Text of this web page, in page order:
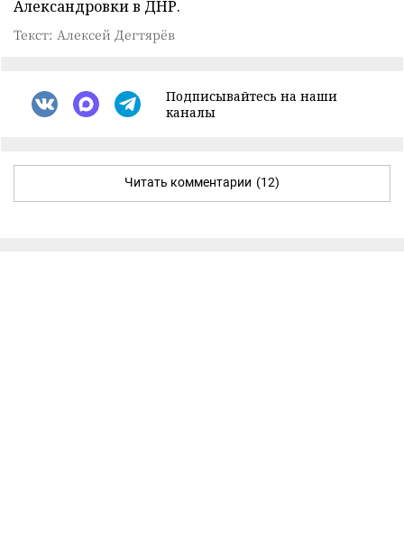
Александровки в ДНР.
Текст: Алексей Дегтярёв
Подписывайтесь на наши
каналы
Читать комментарии (12)